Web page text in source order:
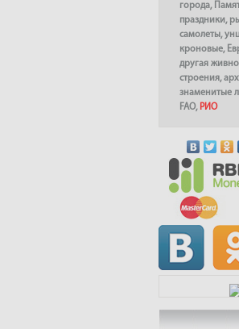
города,
праздники,
самолеты,
кроновые,
другая
строения,
знаменитые
FAO, РИО